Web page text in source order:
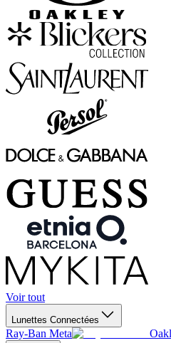
Voir tout
Lunettes Connectées
Ray-Ban Meta